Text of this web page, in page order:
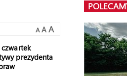
A A A
prezydenta